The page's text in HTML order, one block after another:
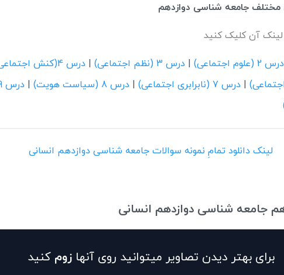
جامعه شناسی دوازدهم
لینک آن کلیک کنید
درس 2 (علوم اجتماعی) درس 3 (نظم اجتماعی) درس 4(کنش اجتماعی)
درس 7 (نابرابری اجتماعی) درس 8 (سیاست هویت)
لینک دانلود تمامِ نمونه سوالات جامعه شناسی دوازدهم انسانی
جامعه شناسی دوازدهم انسانی
برای بهتر دیدن تصاویر میتوانید روی آنهازوم کنید